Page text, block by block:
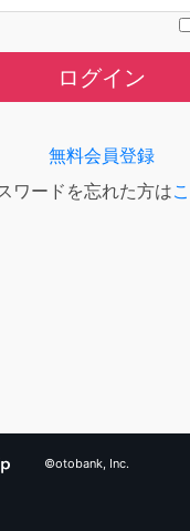
ログイン
無料会員登録
ワードを忘れた方は
©otobank, Inc.